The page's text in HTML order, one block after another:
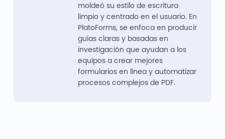
moldeó su estilo de escritura
limpio y centrado en el usuario. En
PlatoForms, se enfoca en producir
guías claras y basadas en
investigación que ayudan a los
equipos a crear mejores
formularios en línea y automatizar
procesos complejos de PDF.